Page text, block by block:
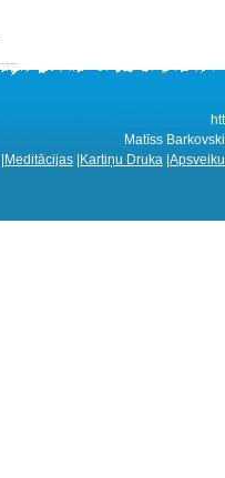
Matīss
Meditācijas Kartiņu Druka